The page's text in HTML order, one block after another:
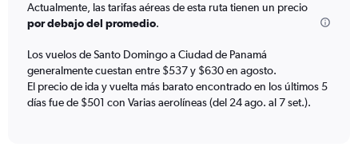
son
de
Range:
7
categories.
The
Actualmente, las tarifas aéreas de esta ruta tienen un precio
por debajo del promedio.
Los vuelos de Santo Domingo a Ciudad de Panamá
generalmente cuestan entre $537 y $630 en agosto.
El precio de ida y vuelta más barato encontrado en los últimos 5
días fue de $501 con Varias aerolíneas (del 24 ago. al 7 set.).